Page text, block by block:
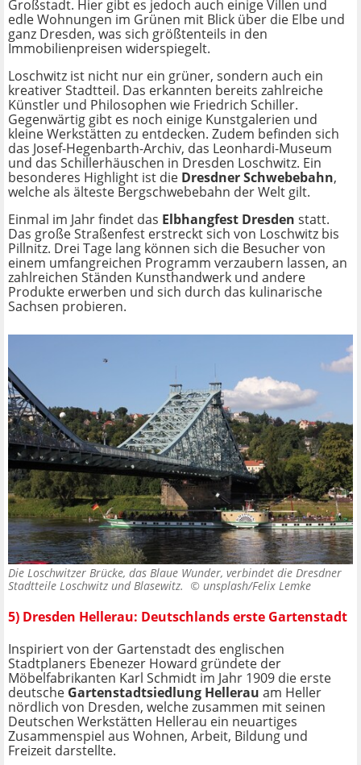
Großstadt. Hier gibt es jedoch auch einige Villen und
edle Wohnungen im Grünen mit Blick über die Elbe und
ganz Dresden, was sich größtenteils in den
Immobilienpreisen widerspiegelt.
Loschwitz ist nicht nur ein grüner, sondern auch ein
kreativer Stadtteil. Das erkannten bereits zahlreiche
Künstler und Philosophen wie Friedrich Schiller.
Gegenwärtig gibt es noch einige Kunstgalerien und
kleine Werkstätten zu entdecken. Zudem befinden sich
das Josef-Hegenbarth-Archiv, das Leonhardi-Museum
und das Schillerhäuschen in Dresden Loschwitz. Ein
besonderes Highlight ist die Dresdner Schwebebahn,
welche als älteste Bergschwebebahn der Welt gilt.
Einmal im Jahr findet das Elbhangfest Dresden statt.
Das große Straßenfest erstreckt sich von Loschwitz bis
Pillnitz. Drei Tage lang können sich die Besucher von
einem umfangreichen Programm verzaubern lassen, an
zahlreichen Ständen Kunsthandwerk und andere
Produkte erwerben und sich durch das kulinarische
Sachsen probieren.
Die Loschwitzer Brücke, das Blaue Wunder, verbindet die Dresdner
Stadtteile Loschwitz und Blasewitz. © unsplash/Felix Lemke
5) Dresden Hellerau: Deutschlands erste Gartenstadt
Inspiriert von der Gartenstadt des englischen
Stadtplaners Ebenezer Howard gründete der
Möbelfabrikanten Karl Schmidt im Jahr 1909 die erste
deutsche Gartenstadtsiedlung Hellerau am Heller
nördlich von Dresden, welche zusammen mit seinen
Deutschen Werkstätten Hellerau ein neuartiges
Zusammenspiel aus Wohnen, Arbeit, Bildung und
Freizeit darstellte.